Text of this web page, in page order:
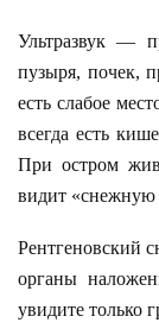
Ультразвук —
пузыря, почек,
есть слабое
всегда есть
При остром
видит «снежную
Рентгеновский
органы
увидите только